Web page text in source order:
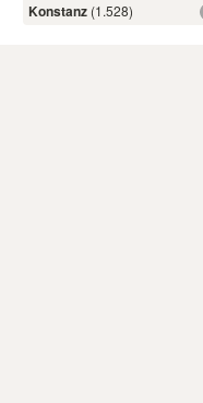
Konstanz (1.528)